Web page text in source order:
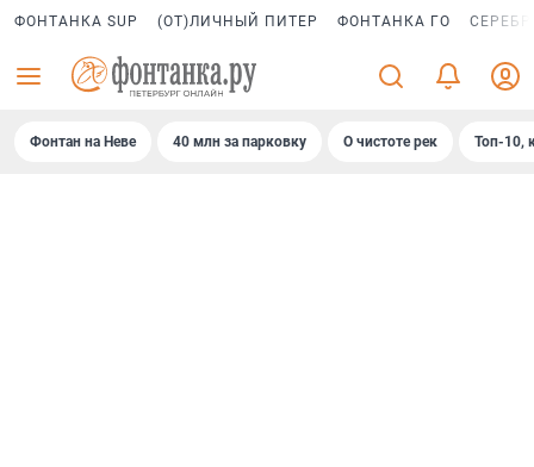
ФОНТАНКА SUP (ОТ)ЛИЧНЫЙ ПИТЕР ФОНТАНКА ГО
Фонтан на Неве 40 млн за парковку О чистоте рек Топ-10,